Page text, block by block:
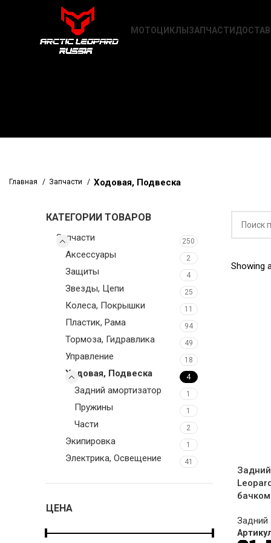
МОТОЦИКЛЫ ЗАПЧАСТИ
Главная Запчасти Ходовая, Подвеска
КАТЕГОРИИ ТОВАРОВ
Запчасти 250
Аксессуары 2
Защиты 4
Звезды, Цепи 25
Колеса, Покрышки 11
Пластик, Рама 94
Тормоза, Гидравлика 49
Управление 18
Ходовая, Подвеска 4
Задний амортизатор 1
Пружины 1
Части 2
Экипировка 1
Электрика, Освещение 41
ЦЕНА
Showing
бачком
Задний